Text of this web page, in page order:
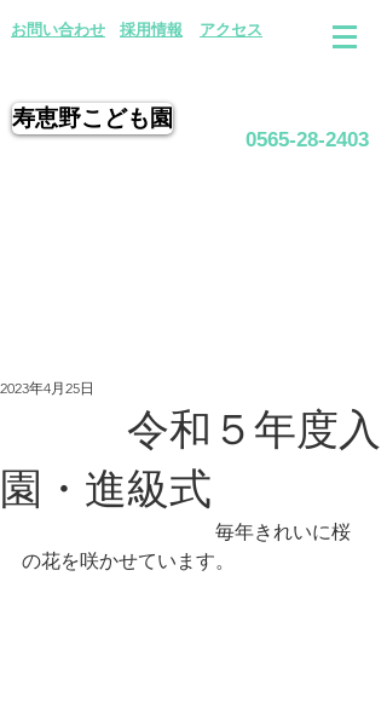
​お問い合わせ 採用情報 アクセス
寿恵野こども園
0565-28-2403
令和５年度入
園・進級式
2023年4月25日
毎年きれいに桜
の花を咲かせています。